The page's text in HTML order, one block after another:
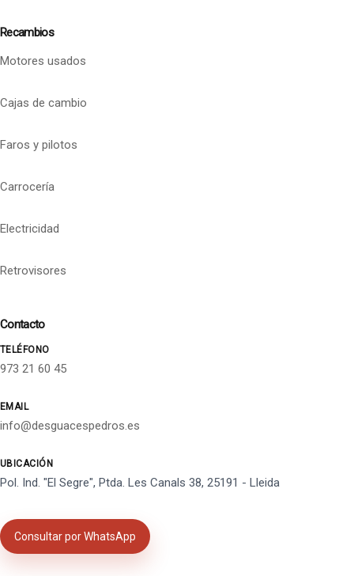
Recambios
Motores usados
Cajas de cambio
Faros y pilotos
Carrocería
Electricidad
Retrovisores
Contacto
TELÉFONO
973 21 60 45
EMAIL
info@desguacespedros.es
UBICACIÓN
Pol. Ind. "El Segre", Ptda. Les Canals 38, 25191 - Lleida
Consultar por WhatsApp